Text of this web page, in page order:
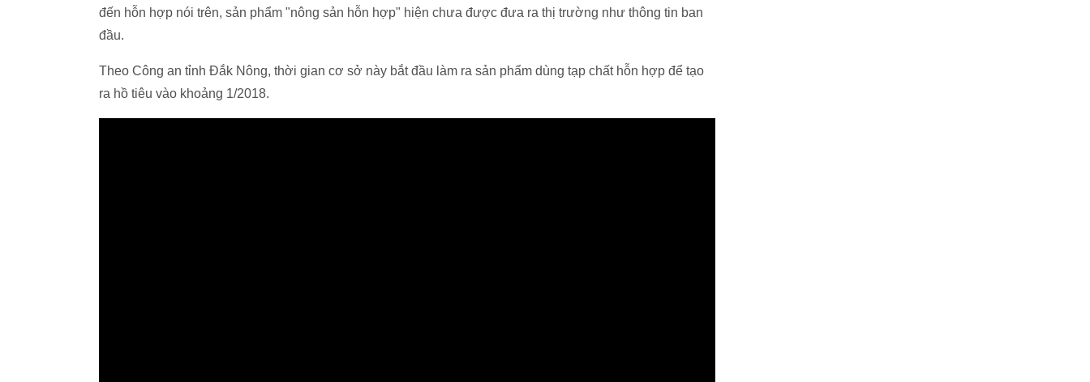
đến hỗn hợp nói trên, sản phẩm "nông sản hỗn hợp" hiện chưa được đưa ra thị trường như thông tin ban
đầu.
Theo Công an tỉnh Đắk Nông, thời gian cơ sở này bắt đầu làm ra sản phẩm dùng tạp chất hỗn hợp để tạo
ra hồ tiêu vào khoảng 1/2018.